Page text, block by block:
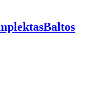
Baltos